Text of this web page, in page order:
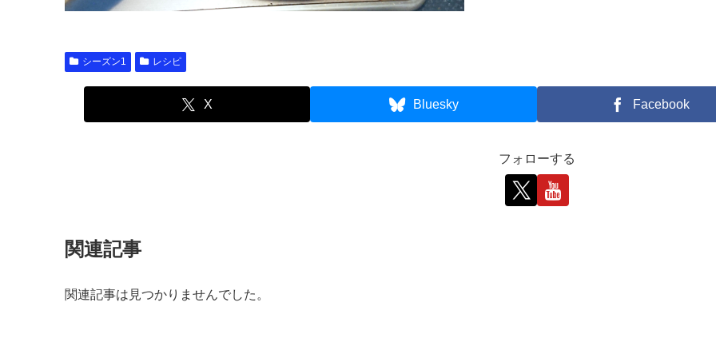
シーズン1 レシピ
X Bluesky Facebook
フォローする
関連記事
関連記事は見つかりませんでした。